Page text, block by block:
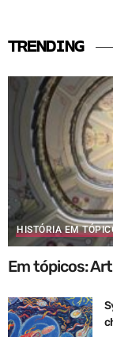
TRENDING
HISTÓRIA EM
Em tópicos: